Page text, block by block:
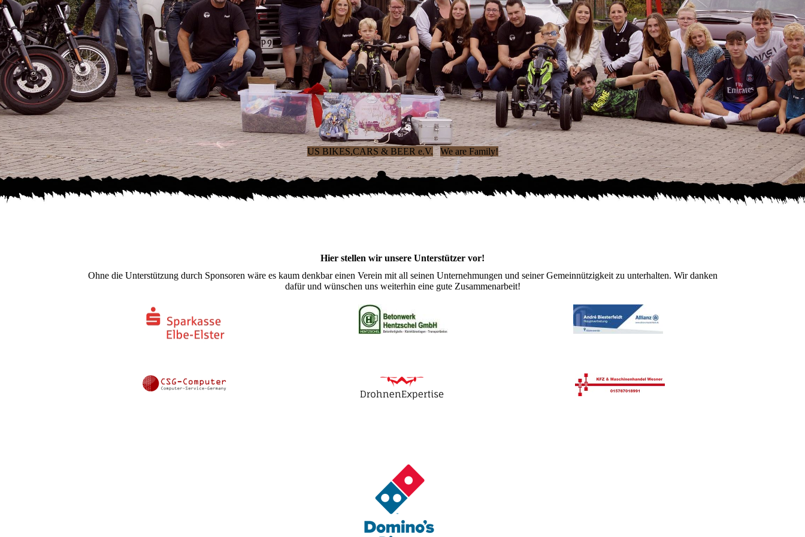
US BIKES,CARS & BEER e.V. We are Family!
Hier stellen wir unsere Unterstützer vor!
Ohne die Unterstützung durch Sponsoren wäre es kaum denkbar einen Verein mit all seinen Unternehmungen und seiner Gemeinnützigkeit zu unterhalten. Wir danken
dafür und wünschen uns weiterhin eine gute Zusammenarbeit!